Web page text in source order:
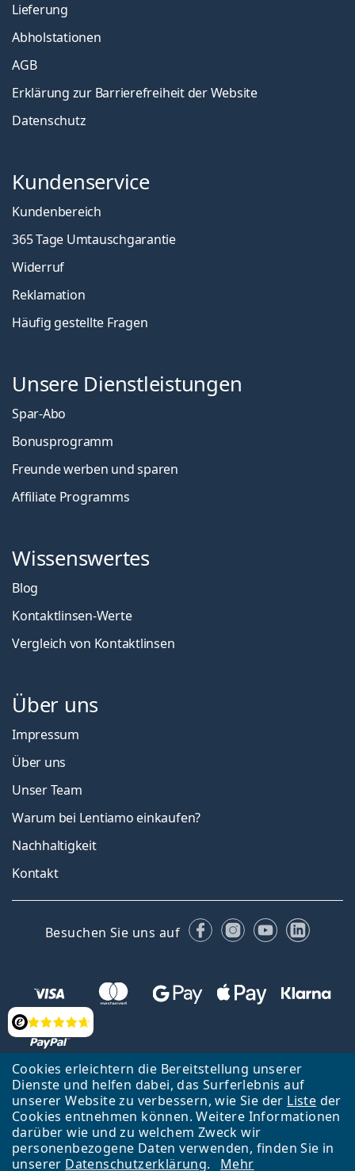
Cookies erleichtern die Bereitstellung unserer
Dienste und helfen dabei, das Surferlebnis auf
unserer Website zu verbessern, wie Sie der Liste der
Cookies entnehmen können. Weitere Informationen
darüber wie und zu welchem Zweck wir
personenbezogene Daten verwenden, finden Sie in
unserer Datenschutzerklärung. Mehr
Bewertung
Lieferung
Abholstationen
AGB
Erklärung zur Barrierefreiheit der Website
Datenschutz
Kundenservice
Kundenbereich
365 Tage Umtauschgarantie
Widerruf
Reklamation
Häufig gestellte Fragen
Unsere Dienstleistungen
Spar-Abo
Bonusprogramm
Freunde werben und sparen
Affiliate Programms
Wissenswertes
Blog
Kontaktlinsen-Werte
Vergleich von Kontaktlinsen
Über uns
Impressum
Über uns
Unser Team
Warum bei Lentiamo einkaufen?
Nachhaltigkeit
Kontakt
Besuchen Sie uns auf FacebookInstagram
YouTube
Zurück zur Hauptseite Nach oben
Français
Lentiamo s.r.o., Tschechien ist Eigentümer und Betreiber des Online-
Shops Lentiamo.ch
Seit 18 Jahren sind wir für Sie da.